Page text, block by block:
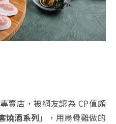
賣店，被網友認為 CP值頗
燒酒系列 」，用烏骨雞做的